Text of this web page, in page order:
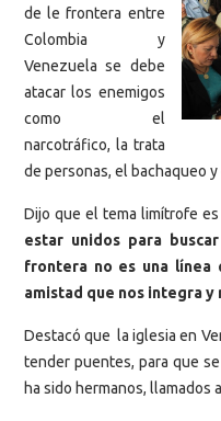
de le frontera entre
Colombia y
Venezuela se debe
atacar los enemigos
como el
narcotráfico, la trata
de personas, el bachaqueo
Dijo que el tema limítrofe es
estar unidos para
frontera no es una línea
amistad que nos integra y
Destacó que la iglesia en
tender puentes, para que
ha sido hermanos, llamados